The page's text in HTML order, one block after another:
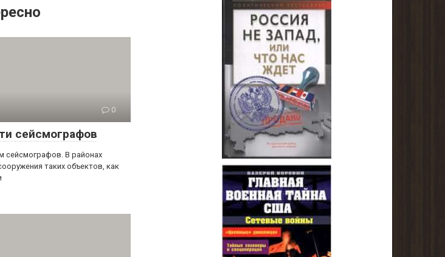
0
сейсмографов
сейсмографов. В районах
таких объектов, как